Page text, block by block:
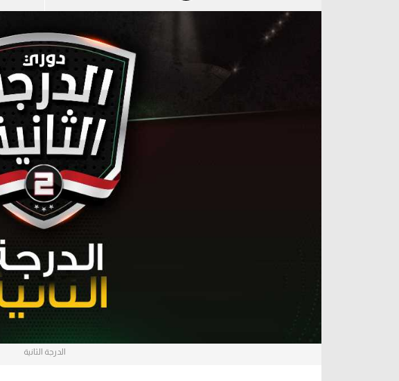
دوري أبطال أوروبا
دوري أبطال إفريقيا
كل البطولات
الدرجة الثانية